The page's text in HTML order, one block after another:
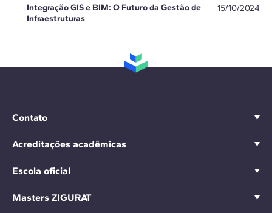
Integração GIS e BIM: O Futuro da Gestão de
Infraestruturas
15/10/2024
Contato
Acreditações acadêmicas
Escola oficial
Masters ZIGURAT